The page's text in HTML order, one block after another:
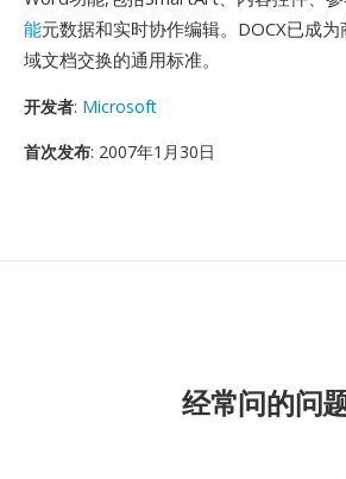
能元数据和实时协作编辑。DOCX已成
域文档交换的通用标准。
开发者: Microsoft
首次发布: 2007年1月30日
经常问的问